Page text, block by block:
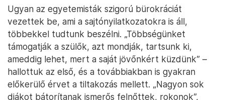
Ugyan az egyetemisták szigorú bürokráciát
vezettek be, ami a sajtónyilatkozatokra is áll,
többekkel tudtunk beszélni. „Többségünket
támogatják a szülők, azt mondják, tartsunk ki,
ameddig lehet, mert a saját jövőnkért küzdünk” –
hallottuk az első, és a továbbiakban is gyakran
előkerülő érvet a tiltakozás mellett. „Nagyon sok
diákot bátorítanak ismerős felnőttek, rokonok”,